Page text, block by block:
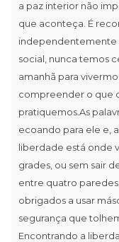
a paz interior não
que aconteça. É
independentemente
social, nunca temos
amanhã para
compreender o que
pratiquemos.As
ecoando para ele e,
liberdade está onde
grades, ou sem sair
entre quatro
obrigados a usar
segurança que
Encontrando a